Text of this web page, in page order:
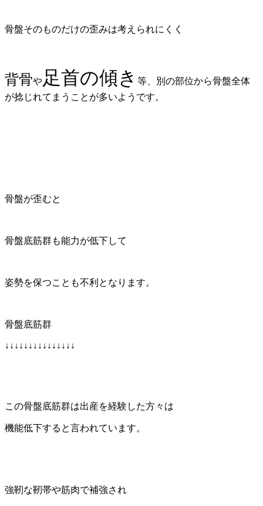
骨盤そのものだけの歪みは考えられにくく
背骨や 足首の傾き 等、別の部位から骨盤全体
が捻じれてまうことが多いようです。
骨盤が歪むと
骨盤底筋群も能力が低下して
姿勢を保つことも不利となります。
骨盤底筋群
↓↓↓↓↓↓↓↓↓↓↓↓↓↓↓
この骨盤底筋群は出産を経験した方々は
機能低下すると言われています。
強靭な靭帯や筋肉で補強され